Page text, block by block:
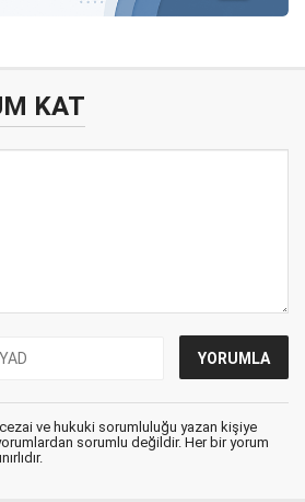
KAT
cezai ve hukuki sorumluluğu yazan kişiye
sorumlu değildir. Her bir yorum